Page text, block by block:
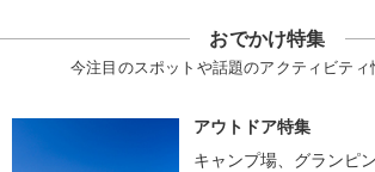
おでかけ特集
今注目のスポットや話題のアクティビティ
アウトドア特集
キャンプ場、グランピ